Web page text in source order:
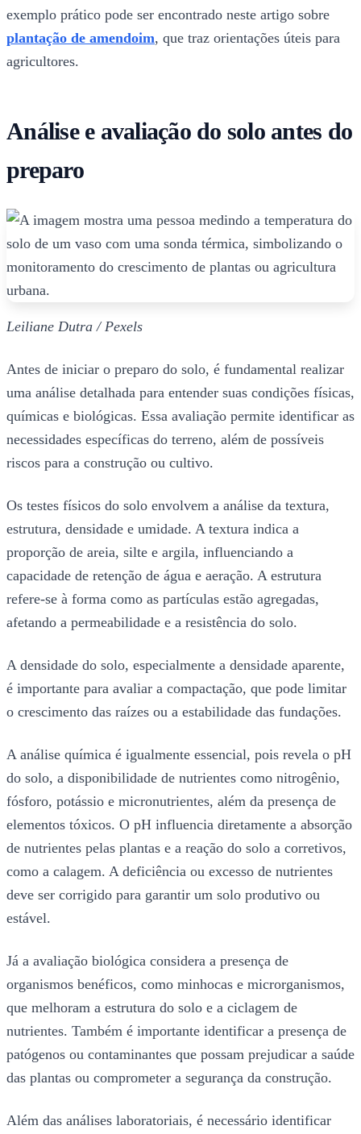
exemplo prático pode ser encontrado neste artigo sobre
plantação de amendoim, que traz orientações úteis para
agricultores.
Análise e avaliação do solo antes do
preparo
Leiliane Dutra / Pexels
Antes de iniciar o preparo do solo, é fundamental realizar
uma análise detalhada para entender suas condições físicas,
químicas e biológicas. Essa avaliação permite identificar as
necessidades específicas do terreno, além de possíveis
riscos para a construção ou cultivo.
Os testes físicos do solo envolvem a análise da textura,
estrutura, densidade e umidade. A textura indica a
proporção de areia, silte e argila, influenciando a
capacidade de retenção de água e aeração. A estrutura
refere-se à forma como as partículas estão agregadas,
afetando a permeabilidade e a resistência do solo.
A densidade do solo, especialmente a densidade aparente,
é importante para avaliar a compactação, que pode limitar
o crescimento das raízes ou a estabilidade das fundações.
A análise química é igualmente essencial, pois revela o pH
do solo, a disponibilidade de nutrientes como nitrogênio,
fósforo, potássio e micronutrientes, além da presença de
elementos tóxicos. O pH influencia diretamente a absorção
de nutrientes pelas plantas e a reação do solo a corretivos,
como a calagem. A deficiência ou excesso de nutrientes
deve ser corrigido para garantir um solo produtivo ou
estável.
Já a avaliação biológica considera a presença de
organismos benéficos, como minhocas e microrganismos,
que melhoram a estrutura do solo e a ciclagem de
nutrientes. Também é importante identificar a presença de
patógenos ou contaminantes que possam prejudicar a saúde
das plantas ou comprometer a segurança da construção.
Além das análises laboratoriais, é necessário identificar